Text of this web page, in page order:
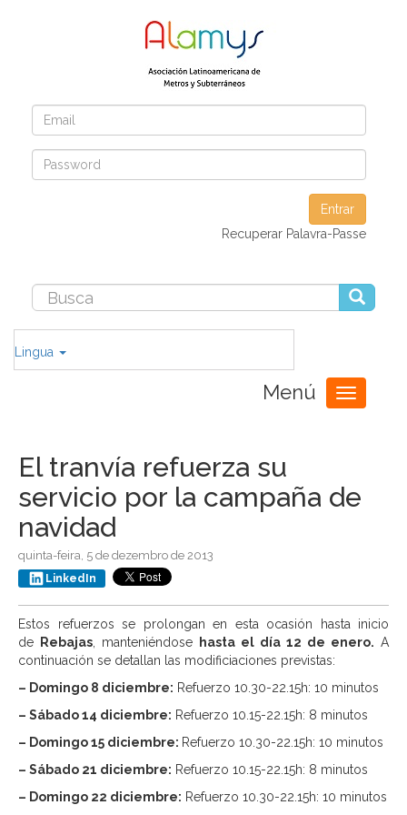
Entrar
Recuperar Palavra-Passe
Lingua
Menú
Toggle
navigation
El tranvía refuerza su
servicio por la campaña de
navidad
quinta-feira, 5 de dezembro de 2013
LinkedIn
Estos refuerzos se prolongan en esta ocasión hasta inicio
de
Rebajas , manteniéndose hasta el día 12 de enero. A
continuación se detallan las modificiaciones previstas:
– Domingo 8 diciembre: Refuerzo 10.30-22.15h: 10 minutos
– Sábado 14 diciembre: Refuerzo 10.15-22.15h: 8 minutos
– Domingo 15 diciembre: Refuerzo 10.30-22.15h: 10 minutos
– Sábado 21 diciembre: Refuerzo 10.15-22.15h: 8 minutos
– Domingo 22 diciembre: Refuerzo 10.30-22.15h: 10 minutos